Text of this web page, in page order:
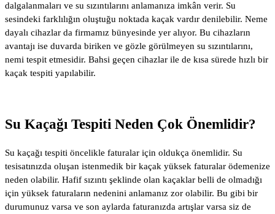
dalgalanmaları ve su sızıntılarını anlamanıza imkân verir. Su
sesindeki farklılığın oluştuğu noktada kaçak vardır denilebilir. Neme
dayalı cihazlar da firmamız bünyesinde yer alıyor. Bu cihazların
avantajı ise duvarda biriken ve gözle görülmeyen su sızıntılarını,
nemi tespit etmesidir. Bahsi geçen cihazlar ile de kısa sürede hızlı bir
kaçak tespiti yapılabilir.
Su Kaçağı Tespiti Neden Çok Önemlidir?
Su kaçağı tespiti öncelikle faturalar için oldukça önemlidir. Su
tesisatınızda oluşan istenmedik bir kaçak yüksek faturalar ödemenize
neden olabilir. Hafif sızıntı şeklinde olan kaçaklar belli de olmadığı
için yüksek faturaların nedenini anlamanız zor olabilir. Bu gibi bir
durumunuz varsa ve son aylarda faturanızda artışlar varsa siz de